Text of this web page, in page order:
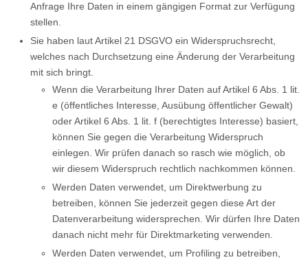
Anfrage Ihre Daten in einem gängigen Format zur Verfügung
stellen.
Sie haben laut Artikel 21 DSGVO ein Widerspruchsrecht,
welches nach Durchsetzung eine Änderung der Verarbeitung
mit sich bringt.
Wenn die Verarbeitung Ihrer Daten auf Artikel 6 Abs. 1 lit.
e (öffentliches Interesse, Ausübung öffentlicher Gewalt)
oder Artikel 6 Abs. 1 lit. f (berechtigtes Interesse) basiert,
können Sie gegen die Verarbeitung Widerspruch
einlegen. Wir prüfen danach so rasch wie möglich, ob
wir diesem Widerspruch rechtlich nachkommen können.
Werden Daten verwendet, um Direktwerbung zu
betreiben, können Sie jederzeit gegen diese Art der
Datenverarbeitung widersprechen. Wir dürfen Ihre Daten
danach nicht mehr für Direktmarketing verwenden.
Werden Daten verwendet, um Profiling zu betreiben,